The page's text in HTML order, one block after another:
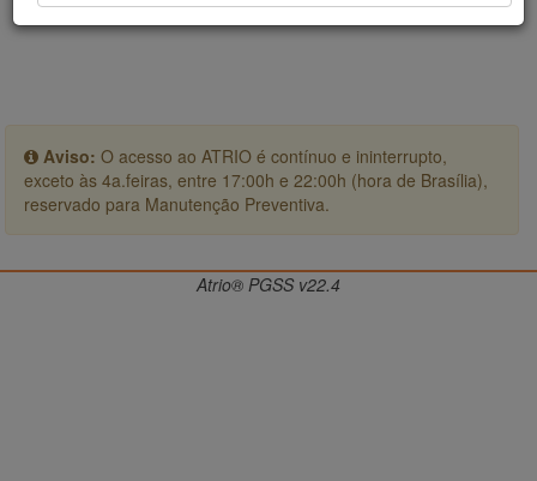
Aviso: O acesso ao ATRIO é contínuo e ininterrupto,
exceto às 4a.feiras, entre 17:00h e 22:00h (hora de Brasília),
reservado para Manutenção Preventiva.
Atrio® PGSS v22.4